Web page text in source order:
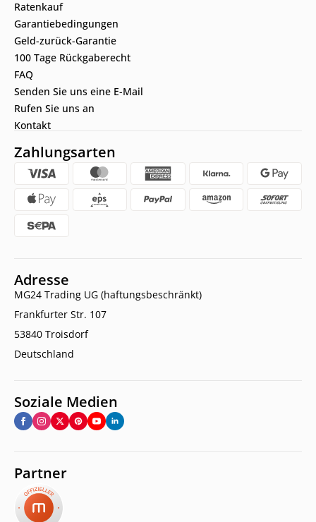
Ratenkauf
Garantiebedingungen
Geld-zurück-Garantie
100 Tage Rückgaberecht
FAQ
Senden Sie uns eine E-Mail
Rufen Sie uns an
Kontakt
Zahlungsarten
Adresse
MG24 Trading UG (haftungsbeschränkt)
Frankfurter Str. 107
53840 Troisdorf
Deutschland
Soziale Medien
Partner